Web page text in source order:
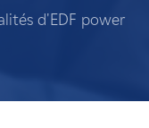
d'EDF power